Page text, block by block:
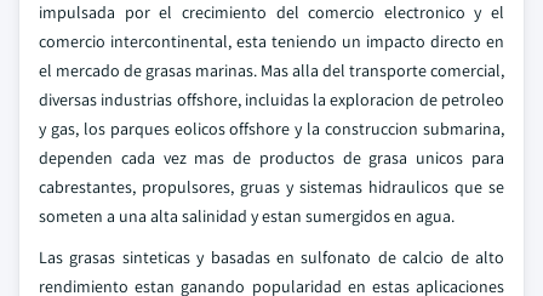
impulsada por el crecimiento del comercio electronico y el
comercio intercontinental, esta teniendo un impacto directo en
el mercado de grasas marinas. Mas alla del transporte comercial,
diversas industrias offshore, incluidas la exploracion de petroleo
y gas, los parques eolicos offshore y la construccion submarina,
dependen cada vez mas de productos de grasa unicos para
cabrestantes, propulsores, gruas y sistemas hidraulicos que se
someten a una alta salinidad y estan sumergidos en agua.
Las grasas sinteticas y basadas en sulfonato de calcio de alto
rendimiento estan ganando popularidad en estas aplicaciones